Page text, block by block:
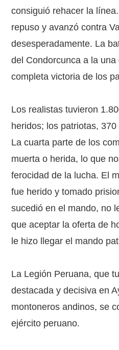
consiguió rehacer la
repuso y avanzó contra
desesperadamente. La
del Condorcunca a la
completa victoria de los
Los realistas tuvieron
heridos; los patriotas,
La cuarta parte de los
muerta o herida, lo que
ferocidad de la lucha. El
fue herido y tomado
sucedió en el mando, no
que aceptar la oferta de
le hizo llegar el mando
La Legión Peruana, que
destacada y decisiva en
montoneros andinos, se
ejército peruano.